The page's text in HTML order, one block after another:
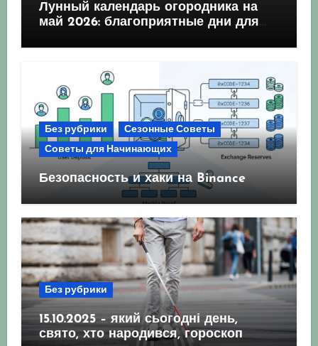
Лунный календарь огородника на
май 2026: благоприятные дни для
Без рубрики
Сезонные Советы
Советы для Начинающих
Безопасность и хаки на Binance
Без рубрики
15.10.2025 – який сьогодні день,
свято, хто народився, гороскоп